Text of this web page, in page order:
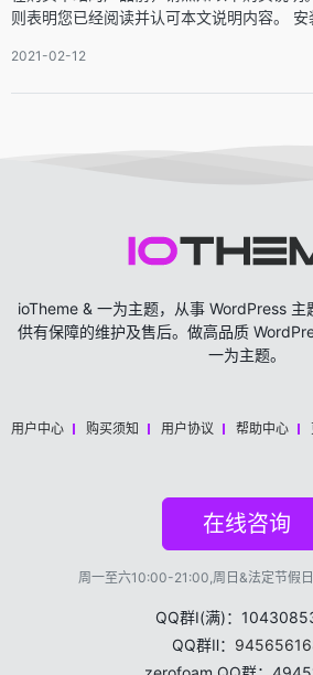
则表明您已经阅读并认可本文说明内容。
2021-02-12
ioTheme & 一为主题，从事 WordPress
供有保障的维护及售后。做高品质
一为主题。
用户中心 购买须知 用户协议 帮助中心
在线咨询
周一至六10:00-21:00,周日&法定节假
QQ群Ⅰ(满)：
QQ群Ⅱ：